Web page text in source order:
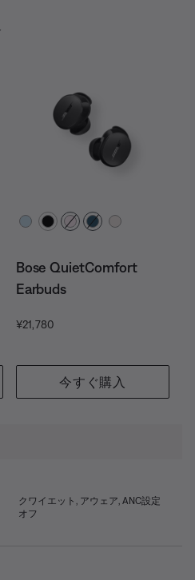
カラーの選択
Bose QuietComfort
Earbuds
価格:
¥21,780
今すぐ購入
クワイエット, アウェア, ANC設定
オフ